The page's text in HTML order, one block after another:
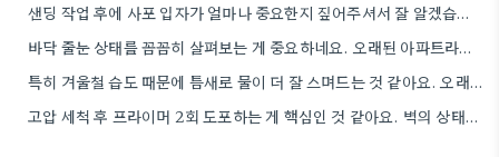
샌딩 작업 후에 사포 입자가 얼마나 중요한지 짚어주셔서 잘 알겠습니다. 특히 얇은 사포를 여러 번…
바닥 줄눈 상태를 꼼꼼히 살펴보는 게 중요하네요. 오래된 아파트라면 줄눈부터 망가지기 쉬울 것 같아요.
특히 겨울철 습도 때문에 틈새로 물이 더 잘 스며드는 것 같아요. 오래된 건물일수록 이런 부분에…
고압 세척 후 프라이머 2회 도포하는 게 핵심인 것 같아요. 벽의 상태에 따라 흡수율이 달라지니까,…